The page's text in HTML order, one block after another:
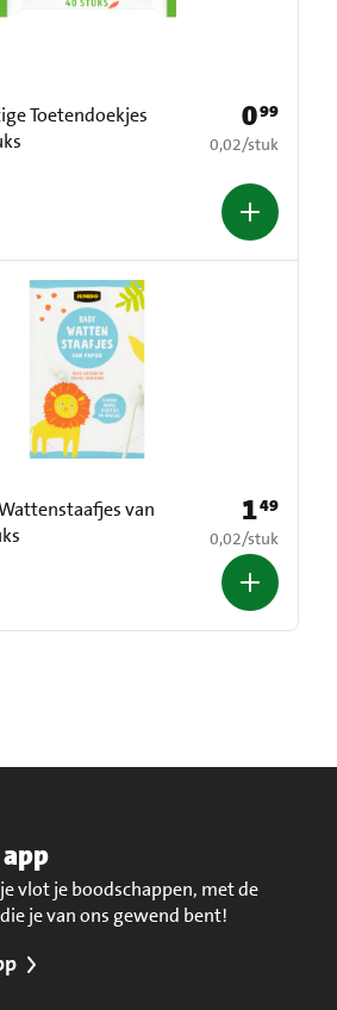
Toetendoekjes
Prijs: € 0,99
099
€ 0,02 per stuk
0,02/stuk
van
Prijs: € 1,49
149
€ 0,02 per stuk
0,02/stuk
vlot je boodschappen, met de
je van ons gewend bent!